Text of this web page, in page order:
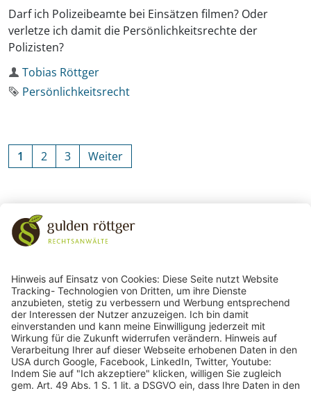
Darf ich Polizeibeamte bei Einsätzen filmen? Oder
verletze ich damit die Persönlichkeitsrechte der
Polizisten?
Autor
Tobias Röttger
Schlagwort
Persönlichkeitsrecht
1 2 3 Weiter
Zurück zu den Schlagworten
gulden röttger rechtsanwälte
gulden röttger rechtsanwälte